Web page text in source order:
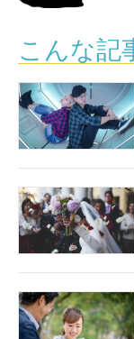
こんな記